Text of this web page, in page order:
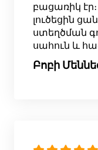
բացառիկ
լուծեցին
ստեղծման
սահուն և
Բոբի